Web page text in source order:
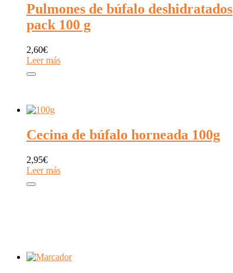
Pulmones de búfalo deshidratados
pack 100 g
2,60€
Leer más
Cecina de búfalo horneada 100g
2,95€
Leer más